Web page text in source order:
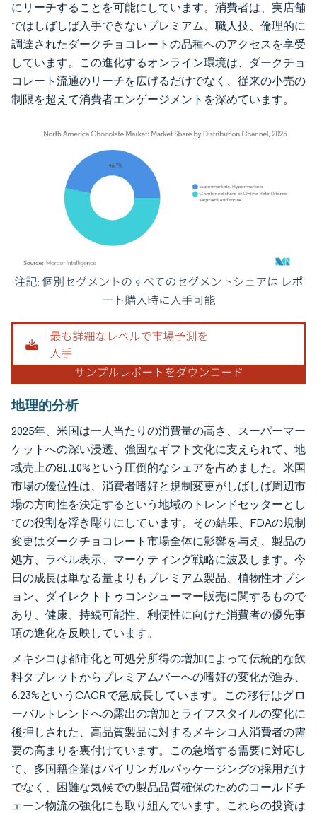
にリーチすることを可能にしています。消費者は、実店舗
ではしばしば入手できないプレミアム、職人技、倫理的に
調達されたダークチョコレートの品種へのアクセスを享受
しています。この進化するオンライン環境は、ダークチョ
コレート流通のリーチを広げるだけでなく、従来の小売の
制限を超えて消費者エンゲージメントを深めています。
画像 © Mordor Intelligence。再利用にはCC BY 4.0の表示が必要です。
地理的分析
2025年、米国は一人当たりの消費量の高さ、スーパーマー
ケットへの深い浸透、強固なギフト文化に支えられて、地
域売上の81.10%という圧倒的なシェアを占めました。米国
市場の優位性は、消費者嗜好と規制変更がしばしば周辺市
場の方向性を決定するという地域のトレンドセッターとし
ての役割を浮き彫りにしています。その結果、FDAの規制
変更はダークチョコレート市場全体に影響を与え、製品の
処方、ラベル表示、マーケティング戦略に波及します。今
日の成長は単なる量よりもプレミアム製品、植物性オプシ
ョン、ダイレクトトゥコンシューマー販売に関するもので
あり、健康、持続可能性、利便性に向けた消費者の優先事
項の進化を反映しています。
メキシコは都市化と可処分所得の増加によって伝統的な飲
料タブレットからプレミアムバーへの嗜好の変化が進み、
6.23%というCAGRで急成長しています。この移行はグロ
ーバルトレンドへの露出の増加とライフスタイルの変化に
後押しされた、高品質製品に対するメキシコ人消費者の需
要の高まりを裏付けています。この急増する需要に対応し
て、多国籍企業はバイリンガルパッケージングの採用だけ
でなく、困難な気候での製品品質確保のためのコールドチ
ェーン物流の強化にも取り組んでいます。これらの投資は